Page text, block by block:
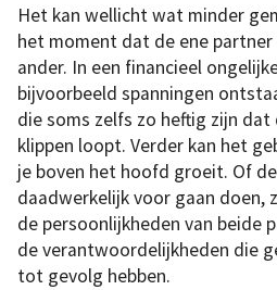
Het kan wellicht wat minder
het moment dat de ene
ander. In een financieel
bijvoorbeeld spanningen
die soms zelfs zo heftig zijn
klippen loopt. Verder kan het
je boven het hoofd groeit. Of
daadwerkelijk voor gaan doen,
de persoonlijkheden van beide
de verantwoordelijkheden die
tot gevolg hebben.